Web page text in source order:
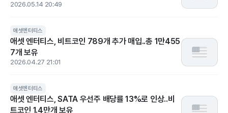
2026.05.14 20:49
애셋엔터티스
애셋 엔터티스, 비트코인 789개 추가 매입..총 1만455
7개 보유
2026.04.27 21:01
애셋엔터티스
애셋 엔터티스, SATA 우선주 배당률 13%로 인상..비
트코인 1.4만개 보유